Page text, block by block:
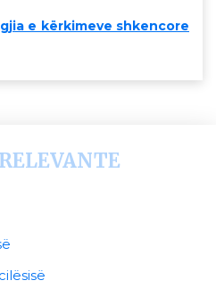
e kërkimeve shkencore